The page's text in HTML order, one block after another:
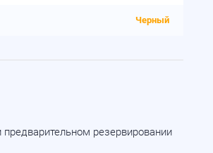
Черный
резервировании